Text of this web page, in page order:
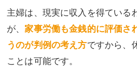
主婦は、現実に収入を得ている
が、家事労働も金銭的に評価さ
うのが判例の考え方ですから、
ことは可能です。